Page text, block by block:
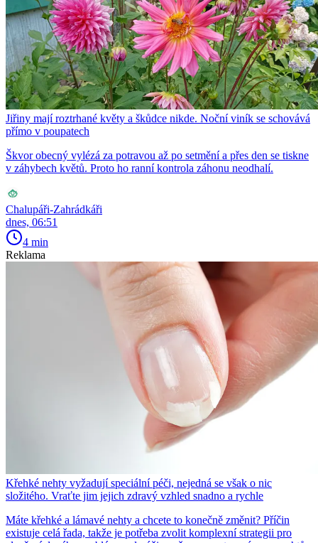
Jiřiny mají roztrhané květy a škůdce nikde. Noční viník se schovává
přímo v poupatech
Škvor obecný vylézá za potravou až po setmění a přes den se tiskne
v záhybech květů. Proto ho ranní kontrola záhonu neodhalí.
Chalupáři-Zahrádkáři
dnes, 06:51
4 min
Reklama
Křehké nehty vyžadují speciální péči, nejedná se však o nic
složitého. Vraťte jim jejich zdravý vzhled snadno a rychle
Máte křehké a lámavé nehty a chcete to konečně změnit? Příčin
existuje celá řada, takže je potřeba zvolit komplexní strategii pro